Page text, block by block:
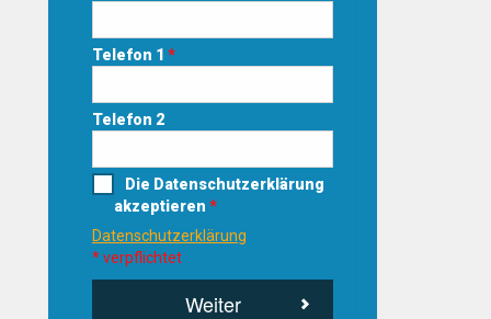
Telefon 1 *
Telefon 2
Die Datenschutzerklärung
akzeptieren *
Datenschutzerklärung
* verpflichtet
Weiter